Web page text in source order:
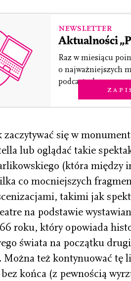
Newsletter
Aktualności
Raz w miesiącu
o najważniejszych
podcastach.
zaczytywać się w
lub oglądać takie
(która między
co mocniejszych
takimi jak
na podstawie
roku, który opowiada
świata na początku
też kontynuować tę
końca (z pewnością